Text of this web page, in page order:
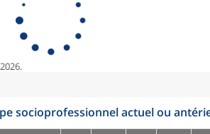
socioprofessionnel actuel ou